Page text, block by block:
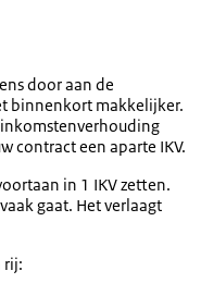
door aan de
binnenkort makkelijker.
inkomstenverhouding
contract een aparte IKV.
in 1 IKV zetten.
gaat. Het verlaagt
rij: